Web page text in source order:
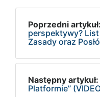
Poprzedni artykuł:
perspektywy?
Zasady oraz
Następny artykuł:
Platformie”